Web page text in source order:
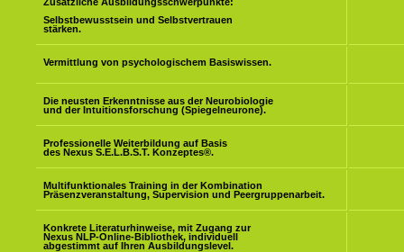
Selbstbewusstsein und Selbstvertrauen
stärken.
Vermittlung von psychologischem Basiswissen.
Die neusten Erkenntnisse aus der Neurobiologie
und der Intuitionsforschung (Spiegelneurone).
Professionelle Weiterbildung auf Basis
des Nexus S.E.L.B.S.T. Konzeptes®.
Multifunktionales Training in der Kombination
Präsenzveranstaltung, Supervision und Peergruppenarbeit.
Konkrete Literaturhinweise, mit Zugang zur
Nexus NLP-Online-Bibliothek, individuell
abgestimmt auf Ihren Ausbildungslevel.